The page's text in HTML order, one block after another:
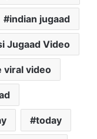
indian jugaad
Jugaad Video
viral video
today